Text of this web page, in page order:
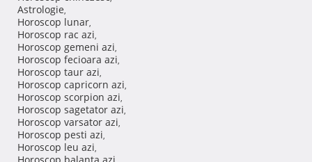
Astrologie,
Horoscop lunar,
Horoscop rac azi,
Horoscop gemeni azi,
Horoscop fecioara azi,
Horoscop taur azi,
Horoscop capricorn azi,
Horoscop scorpion azi,
Horoscop sagetator azi,
Horoscop varsator azi,
Horoscop pesti azi,
Horoscop leu azi,